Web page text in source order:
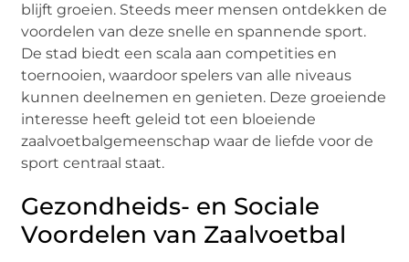
blijft groeien. Steeds meer mensen ontdekken de
voordelen van deze snelle en spannende sport.
De stad biedt een scala aan competities en
toernooien, waardoor spelers van alle niveaus
kunnen deelnemen en genieten. Deze groeiende
interesse heeft geleid tot een bloeiende
zaalvoetbalgemeenschap waar de liefde voor de
sport centraal staat.
Gezondheids- en Sociale
Voordelen van Zaalvoetbal